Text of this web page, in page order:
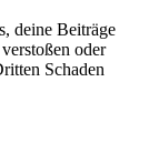
deine Beiträge
oder
Schaden